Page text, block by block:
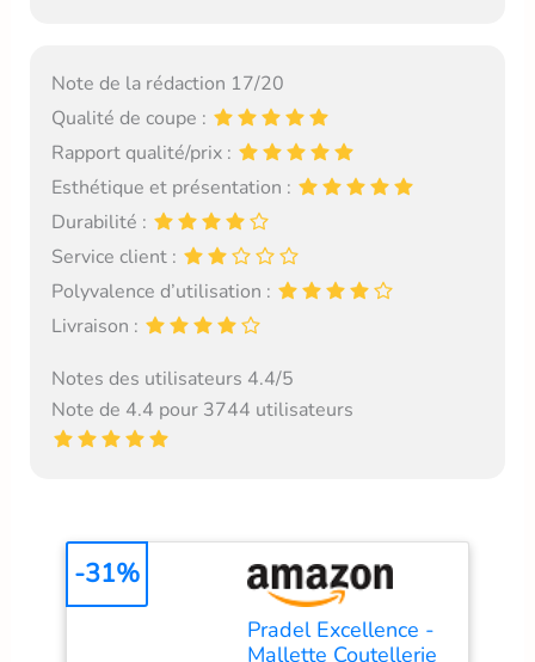
Note de la rédaction 17/20
Qualité de coupe :
Rapport qualité/prix :
Esthétique et présentation :
Durabilité :
Service client :
Polyvalence d’utilisation :
Livraison :
Notes des utilisateurs 4.4/5
Note de 4.4 pour 3744 utilisateurs
Pradel Excellence -
Mallette Coutellerie
-31%